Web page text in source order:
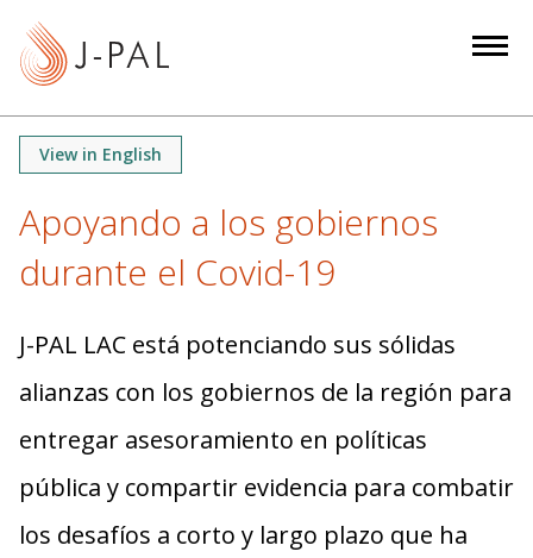
View in English
Apoyando a los gobiernos
durante el Covid-19
J-PAL LAC está potenciando sus sólidas
alianzas con los gobiernos de la región para
entregar asesoramiento en políticas
pública y compartir evidencia para combatir
los desafíos a corto y largo plazo que ha